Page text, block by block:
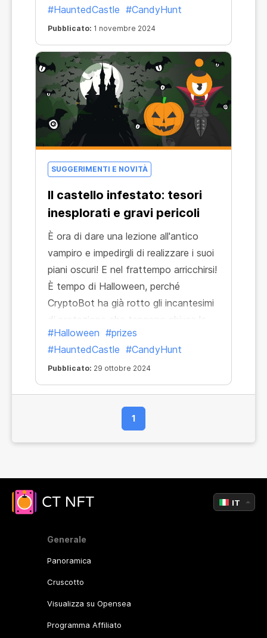
#HauntedCastle #CandyHunt
Pubblicato: 1 novembre 2024
SUGGERIMENTI E NOVITÀ
Il castello infestato: tesori
inesplorati e gravi pericoli
È ora di dare una lezione all'antico
vampiro e impedirgli di realizzare i suoi
piani oscuri! E nel frattempo arricchirsi!
È tempo di Halloween, perché
CryptoBot ha già rotto gli incantesimi
di protezione che tengono chiuse le
porte dell'oscuro castello. Che la
caccia alle caramelle abbia inizio!
#Halloween #prizes
#HauntedCastle #CandyHunt
Pubblicato: 29 ottobre 2024
1
Generale
Panoramica
Cruscotto
Visualizza su Opensea
Programma Affiliato
IT